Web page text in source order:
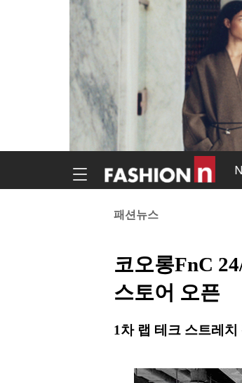
패션뉴스
코오롱FnC
스토어 오픈
1차 랩 테크 스트레